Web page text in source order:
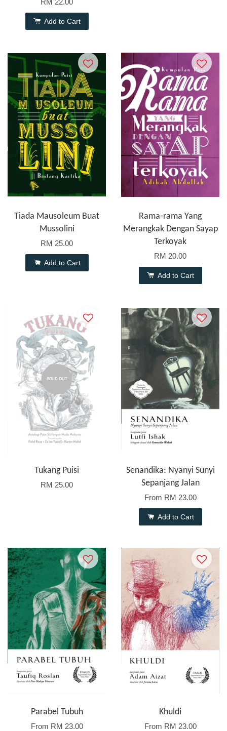
RM 22.00
Add to Cart
Tiada Mausoleum Buat
Mussolini
RM 25.00
Add to Cart
Rama-rama Yang
Merangkak Dengan Sayap
Terkoyak
RM 20.00
Add to Cart
SOLD OUT
Tukang Puisi
RM 25.00
Senandika: Nyanyi Sunyi
Sepanjang Jalan
From RM 23.00
Add to Cart
Parabel Tubuh
From RM 23.00
Khuldi
From RM 23.00